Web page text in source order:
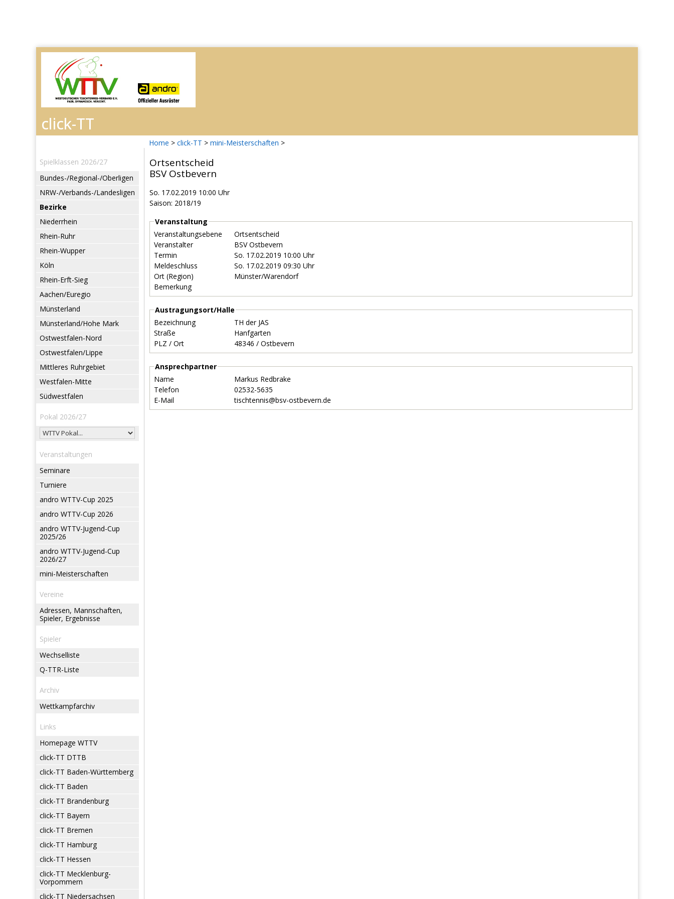
Home > click-TT > mini-Meisterschaften >
Spielklassen 2026/27
Bundes-/Regional-/Oberligen
NRW-/Verbands-/Landesligen
Bezirke
Niederrhein
Rhein-Ruhr
Rhein-Wupper
Köln
Rhein-Erft-Sieg
Aachen/Euregio
Münsterland
Münsterland/Hohe Mark
Ostwestfalen-Nord
Ostwestfalen/Lippe
Mittleres Ruhrgebiet
Westfalen-Mitte
Südwestfalen
Pokal 2026/27
Veranstaltungen
Seminare
Turniere
andro WTTV-Cup 2025
andro WTTV-Cup 2026
andro WTTV-Jugend-Cup
2025/26
andro WTTV-Jugend-Cup
2026/27
mini-Meisterschaften
Vereine
Adressen, Mannschaften,
Spieler, Ergebnisse
Spieler
Wechselliste
Q-TTR-Liste
Archiv
Wettkampfarchiv
Links
Homepage WTTV
click-TT DTTB
click-TT Baden-Württemberg
click-TT Baden
click-TT Brandenburg
click-TT Bayern
click-TT Bremen
click-TT Hamburg
click-TT Hessen
click-TT Mecklenburg-
Vorpommern
click-TT Niedersachsen
Ortsentscheid
BSV Ostbevern
So. 17.02.2019 10:00 Uhr
Saison: 2018/19
Veranstaltung
Veranstaltungsebene
Ortsentscheid
Veranstalter
BSV Ostbevern
Termin
So. 17.02.2019 10:00 Uhr
Meldeschluss
So. 17.02.2019 09:30 Uhr
Ort (Region)
Münster/Warendorf
Bemerkung
Austragungsort/Halle
Bezeichnung
TH der JAS
Straße
Hanfgarten
PLZ / Ort
48346 / Ostbevern
Ansprechpartner
Name
Markus Redbrake
Telefon
02532-5635
E-Mail
tischtennis@bsv-ostbevern.de